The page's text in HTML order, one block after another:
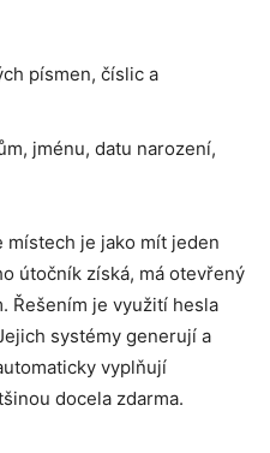
písmen, číslic a
jménu, datu narození,
místech je jako mít jeden
útočník získá, má otevřený
Řešením je využití hesla
systémy generují a
vyplňují
docela zdarma.